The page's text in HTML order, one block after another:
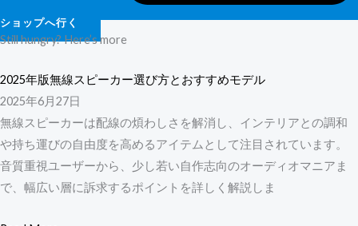
ショップへ行く
Still hungry? Here’s more
2025年版無線スピーカー選び方とおすすめモデル
2025年6月27日
無線スピーカーは配線の煩わしさを解消し、インテリアとの調和
や持ち運びの自由度を高めるアイテムとして注目されています。
音質重視ユーザーから、少し若い自作志向のオーディオマニアま
で、幅広い層に訴求するポイントを詳しく解説しま